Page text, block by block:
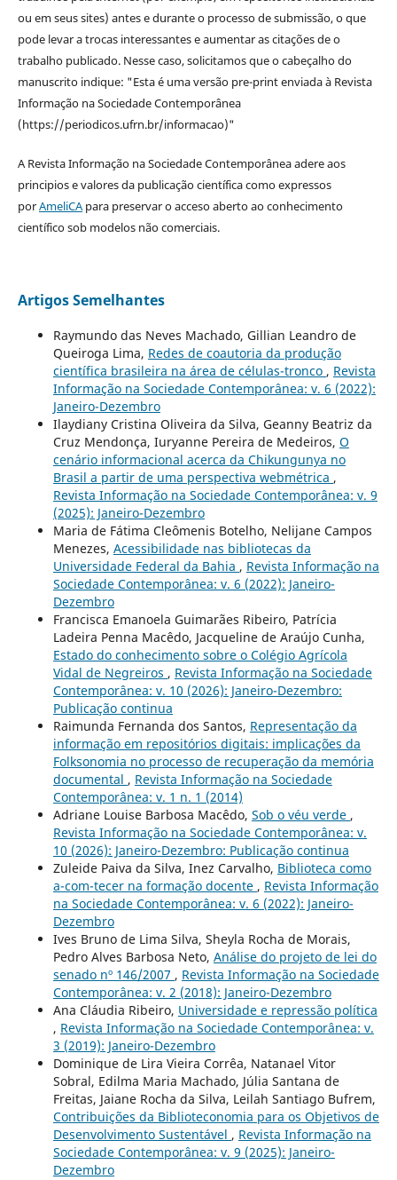
ou em seus sites) antes e durante o processo de submissão, o que
pode levar a trocas interessantes e aumentar as citações de o
trabalho publicado. Nesse caso, solicitamos que o cabeçalho do
manuscrito indique: "Esta é uma versão pre-print enviada à Revista
Informação na Sociedade Contemporânea
(https://periodicos.ufrn.br/informacao)"
A Revista Informação na Sociedade Contemporânea adere aos
principios e valores da publicação científica como expressos
porAmeliCApara preservar o acceso aberto ao conhecimento
científico sob modelos não comerciais.
Artigos Semelhantes
Raymundo das Neves Machado, Gillian Leandro de
Queiroga Lima, Redes de coautoria da produção
científica brasileira na área de células-tronco , Revista
Informação na Sociedade Contemporânea: v. 6 (2022):
Janeiro-Dezembro
Ilaydiany Cristina Oliveira da Silva, Geanny Beatriz da
Cruz Mendonça, Iuryanne Pereira de Medeiros, O
cenário informacional acerca da Chikungunya no
Brasil a partir de uma perspectiva webmétrica ,
Revista Informação na Sociedade Contemporânea: v. 9
(2025): Janeiro-Dezembro
Maria de Fátima Cleômenis Botelho, Nelijane Campos
Menezes, Acessibilidade nas bibliotecas da
Universidade Federal da Bahia , Revista Informação na
Sociedade Contemporânea: v. 6 (2022): Janeiro-
Dezembro
Francisca Emanoela Guimarães Ribeiro, Patrícia
Ladeira Penna Macêdo, Jacqueline de Araújo Cunha,
Estado do conhecimento sobre o Colégio Agrícola
Vidal de Negreiros , Revista Informação na Sociedade
Contemporânea: v. 10 (2026): Janeiro-Dezembro:
Publicação continua
Raimunda Fernanda dos Santos, Representação da
informação em repositórios digitais: implicações da
Folksonomia no processo de recuperação da memória
documental , Revista Informação na Sociedade
Contemporânea: v. 1 n. 1 (2014)
Adriane Louise Barbosa Macêdo, Sob o véu verde ,
Revista Informação na Sociedade Contemporânea: v.
10 (2026): Janeiro-Dezembro: Publicação continua
Zuleide Paiva da Silva, Inez Carvalho, Biblioteca como
a-com-tecer na formação docente , Revista Informação
na Sociedade Contemporânea: v. 6 (2022): Janeiro-
Dezembro
Ives Bruno de Lima Silva, Sheyla Rocha de Morais,
Pedro Alves Barbosa Neto, Análise do projeto de lei do
senado nº 146/2007 , Revista Informação na Sociedade
Contemporânea: v. 2 (2018): Janeiro-Dezembro
Ana Cláudia Ribeiro, Universidade e repressão política
, Revista Informação na Sociedade Contemporânea: v.
3 (2019): Janeiro-Dezembro
Dominique de Lira Vieira Corrêa, Natanael Vitor
Sobral, Edilma Maria Machado, Júlia Santana de
Freitas, Jaiane Rocha da Silva, Leilah Santiago Bufrem,
Contribuições da Biblioteconomia para os Objetivos de
Desenvolvimento Sustentável , Revista Informação na
Sociedade Contemporânea: v. 9 (2025): Janeiro-
Dezembro